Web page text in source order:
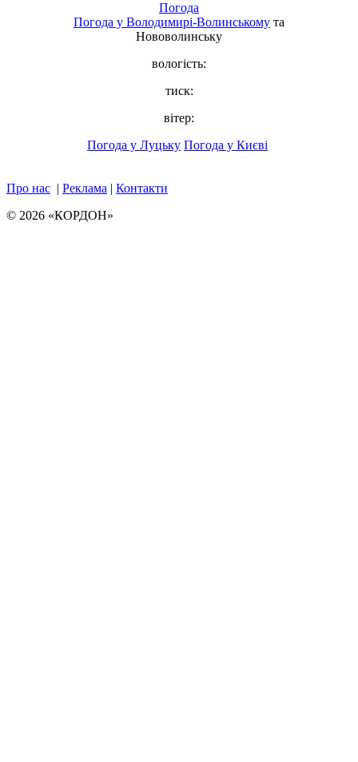
Погода
Погода у Володимирі-Волинському та
Нововолинську
вологість:
тиск:
вітер:
Погода у Луцьку Погода у Києві
Про нас | Реклама | Контакти
© 2026 «КОРДОН»